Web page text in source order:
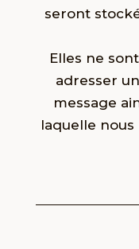
seront
Elles ne
adresser
message
laquelle